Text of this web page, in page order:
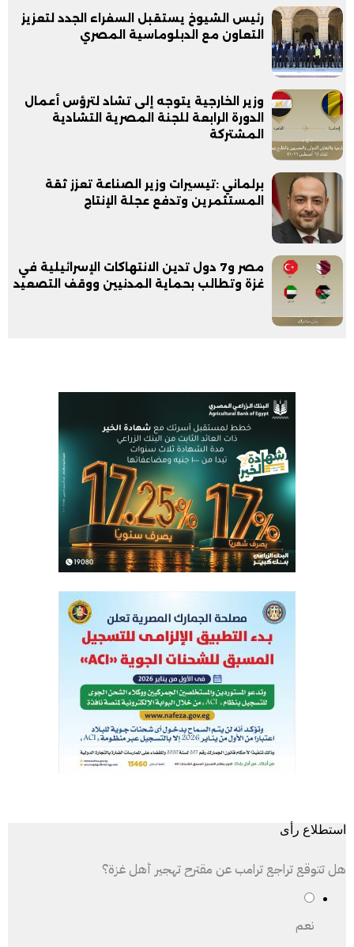
رئيس الشيوخ يستقبل السفراء الجدد لتعزيز
التعاون مع الدبلوماسية المصري
وزير الخارجية يتوجه إلى تشاد لترؤس أعمال
الدورة الرابعة للجنة المصرية التشادية
المشتركة
برلماني :تيسيرات وزير الصناعة تعزز ثقة
المستثمرين وتدفع عجلة الإنتاج
مصر و7 دول تدين الانتهاكات الإسرائيلية في
غزة وتطالب بحماية المدنيين ووقف التصعيد
استطلاع رأى
هل تتوقع تراجع ترامب عن مقترح تهجير أهل غزة؟
نعم